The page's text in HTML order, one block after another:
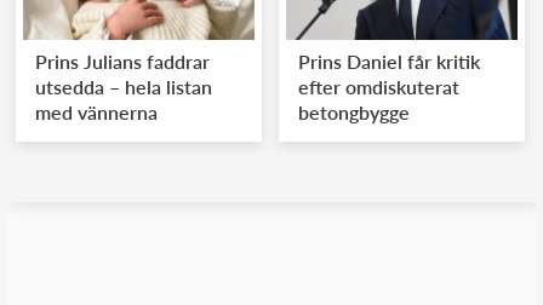
Prins Julians faddrar
utsedda – hela listan
med vännerna
Prins Daniel får kritik
efter omdiskuterat
betongbygge